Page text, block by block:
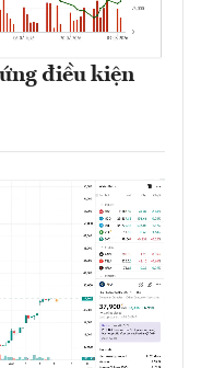
điều kiện